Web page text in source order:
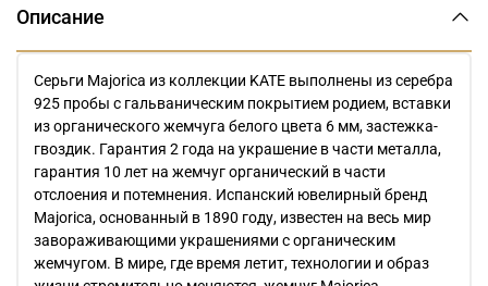
Описание
Серьги Majorica из коллекции KATE выполнены из серебра
925 пробы с гальваническим покрытием родием, вставки
из органического жемчуга белого цвета 6 мм, застежка-
гвоздик. Гарантия 2 года на украшение в части металла,
гарантия 10 лет на жемчуг органический в части
отслоения и потемнения. Испанский ювелирный бренд
Majorica, основанный в 1890 году, известен на весь мир
завораживающими украшениями c органическим
жемчугом. В мире, где время летит, технологии и образ